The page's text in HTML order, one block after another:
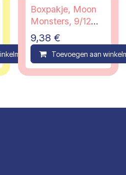
Compare
Boxpakje, Moon
Monsters, 9/12
maanden
9,38 €
Toevoegen aan